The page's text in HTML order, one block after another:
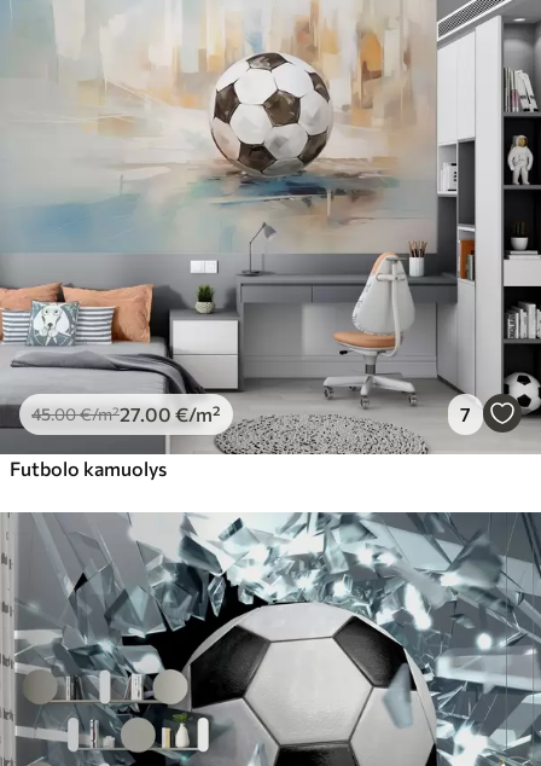
45.00€/m²27.00 €/m² 7
Futbolo kamuolys